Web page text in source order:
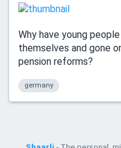
Why have young
themselves and gone
pension reforms?
germany